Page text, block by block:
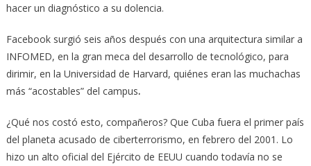
hacer un diagnóstico a su dolencia.
Facebook surgió seis años después con una arquitectura similar a
INFOMED, en la gran meca del desarrollo de tecnológico, para
dirimir, en la Universidad de Harvard, quiénes eran las muchachas
más “acostables” del campus.
¿Qué nos costó esto, compañeros? Que Cuba fuera el primer país
del planeta acusado de ciberterrorismo, en febrero del 2001. Lo
hizo un alto oficial del Ejército de EEUU cuando todavía no se